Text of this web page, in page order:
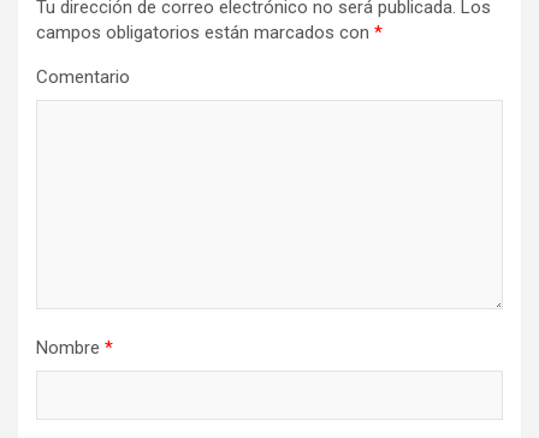
Tu dirección de correo electrónico no será publicada. Los
campos obligatorios están marcados con *
Comentario
Nombre *